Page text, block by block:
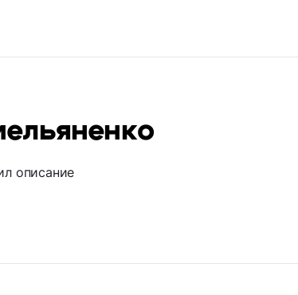
описание